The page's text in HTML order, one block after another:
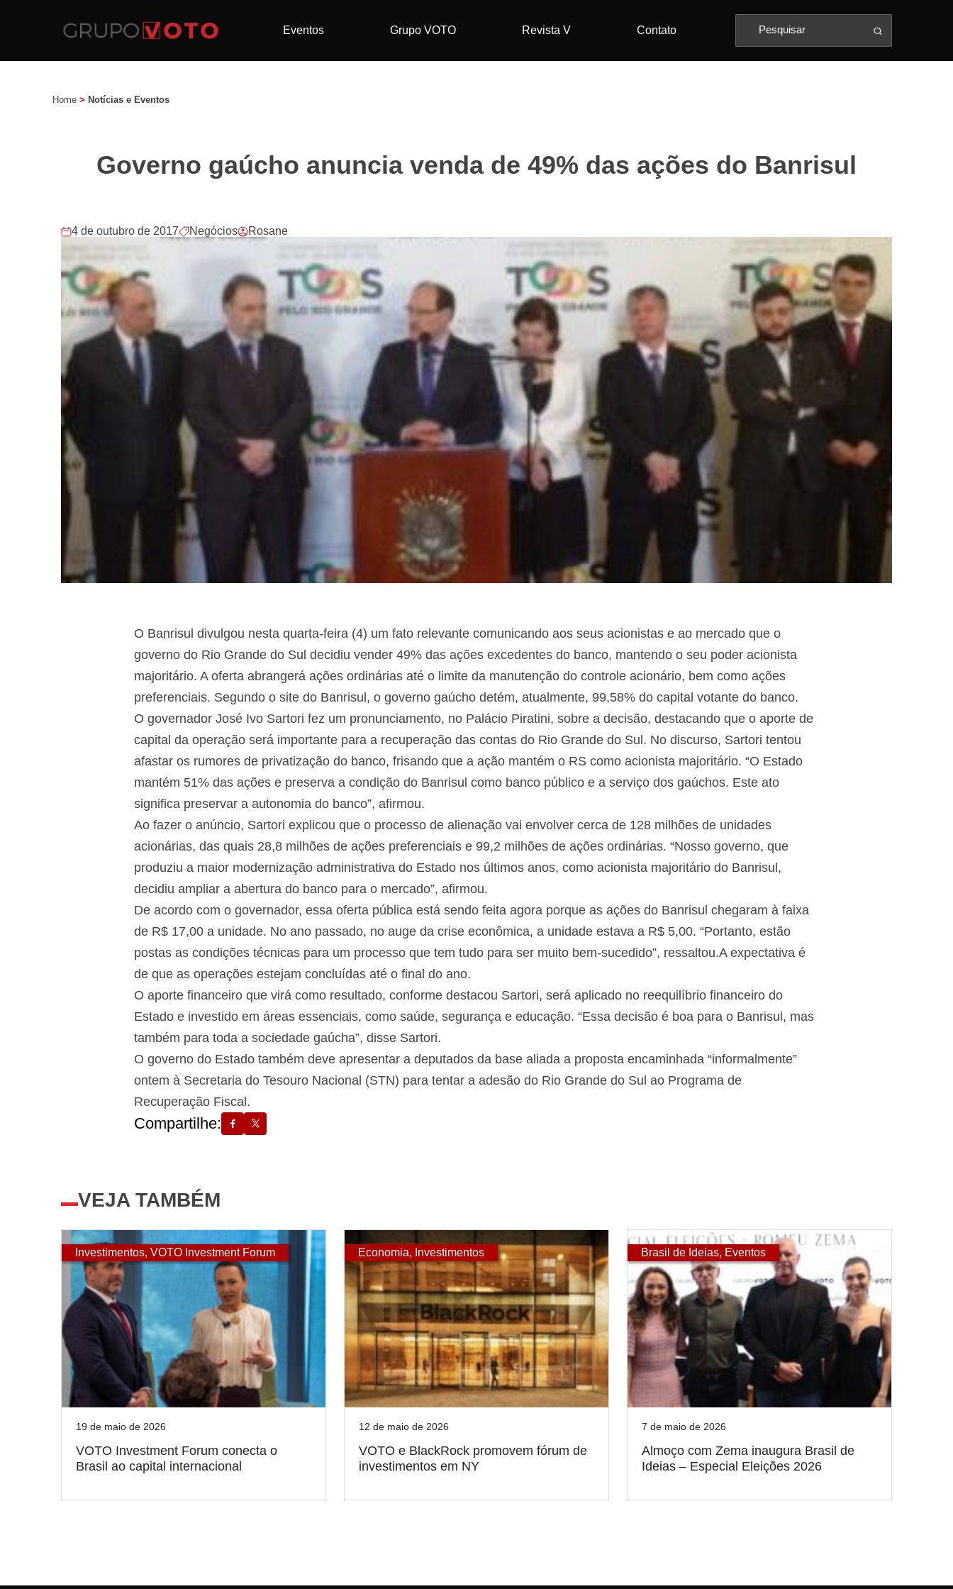
Eventos Grupo VOTO Revista V Contato
Home > Notícias e Eventos
Governo gaúcho anuncia venda de 49% das ações do Banrisul
4 de outubro de 2017 Negócios Rosane
O Banrisul divulgou nesta quarta-feira (4) um fato relevante comunicando aos seus acionistas e ao mercado que o
governo do Rio Grande do Sul decidiu vender 49% das ações excedentes do banco, mantendo o seu poder acionista
majoritário. A oferta abrangerá ações ordinárias até o limite da manutenção do controle acionário, bem como ações
preferenciais. Segundo o site do Banrisul, o governo gaúcho detém, atualmente, 99,58% do capital votante do banco.
O governador José Ivo Sartori fez um pronunciamento, no Palácio Piratini, sobre a decisão, destacando que o aporte de
capital da operação será importante para a recuperação das contas do Rio Grande do Sul. No discurso, Sartori tentou
afastar os rumores de privatização do banco, frisando que a ação mantém o RS como acionista majoritário. “O Estado
mantém 51% das ações e preserva a condição do Banrisul como banco público e a serviço dos gaúchos. Este ato
significa preservar a autonomia do banco”, afirmou.
Ao fazer o anúncio, Sartori explicou que o processo de alienação vai envolver cerca de 128 milhões de unidades
acionárias, das quais 28,8 milhões de ações preferenciais e 99,2 milhões de ações ordinárias. “Nosso governo, que
produziu a maior modernização administrativa do Estado nos últimos anos, como acionista majoritário do Banrisul,
decidiu ampliar a abertura do banco para o mercado”, afirmou.
De acordo com o governador, essa oferta pública está sendo feita agora porque as ações do Banrisul chegaram à faixa
de R$ 17,00 a unidade. No ano passado, no auge da crise econômica, a unidade estava a R$ 5,00. “Portanto, estão
postas as condições técnicas para um processo que tem tudo para ser muito bem-sucedido”, ressaltou.A expectativa é
de que as operações estejam concluídas até o final do ano.
O aporte financeiro que virá como resultado, conforme destacou Sartori, será aplicado no reequilíbrio financeiro do
Estado e investido em áreas essenciais, como saúde, segurança e educação. “Essa decisão é boa para o Banrisul, mas
também para toda a sociedade gaúcha”, disse Sartori.
O governo do Estado também deve apresentar a deputados da base aliada a proposta encaminhada “informalmente”
ontem à Secretaria do Tesouro Nacional (STN) para tentar a adesão do Rio Grande do Sul ao Programa de
Recuperação Fiscal.
Compartilhe:
VEJA TAMBÉM
Investimentos, VOTO Investment Forum
19 de maio de 2026
VOTO Investment Forum conecta o
Brasil ao capital internacional
Economia, Investimentos
12 de maio de 2026
VOTO e BlackRock promovem fórum de
investimentos em NY
Brasil de Ideias, Eventos
7 de maio de 2026
Almoço com Zema inaugura Brasil de
Ideias – Especial Eleições 2026